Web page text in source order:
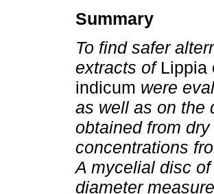
Summary
To find safer
extracts of Lippia
indicum were
as well as on the
obtained from
concentrations
A mycelial disc
diameter